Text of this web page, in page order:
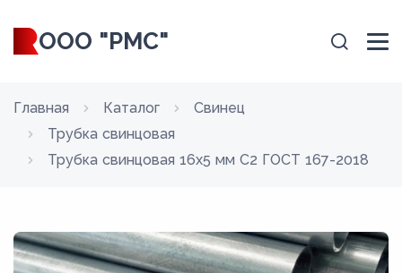
ООО "РМС"
Главная Каталог
Свинец
Трубка свинцовая
Трубка свинцовая 16х5 мм C2 ГОСТ 167-2018